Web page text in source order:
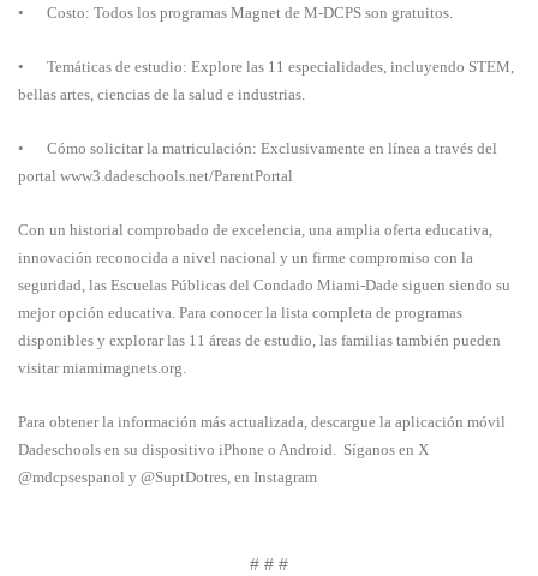
• Costo: Todos los programas Magnet de M-DCPS son gratuitos.
•
Temáticas de estudio: Explore las 11 especialidades, incluyendo STEM,
bellas artes, ciencias de la salud e industrias.
•
Cómo solicitar la matriculación: Exclusivamente en línea a través del
portal www3.dadeschools.net/ParentPortal
Con un historial comprobado de excelencia, una amplia oferta educativa,
innovación reconocida a nivel nacional y un firme compromiso con la
seguridad, las Escuelas Públicas del Condado Miami-Dade siguen siendo su
mejor opción educativa. Para conocer la lista completa de programas
disponibles y explorar las 11 áreas de estudio, las familias también pueden
visitar miamimagnets.org.
Para obtener la información más actualizada, descargue la aplicación móvil
Dadeschools en su dispositivo iPhone o Android. Síganos en X
@mdcpsespanol y @SuptDotres, en Instagram
# # #